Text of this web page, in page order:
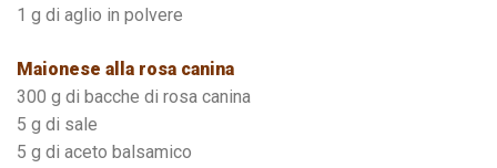
1 g di aglio in polvere
Maionese alla rosa canina
300 g di bacche di rosa canina
5 g di sale
5 g di aceto balsamico